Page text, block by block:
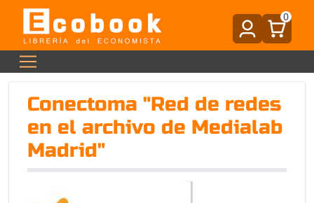
0
Conectoma "Red de redes
en el archivo de Medialab
Madrid"